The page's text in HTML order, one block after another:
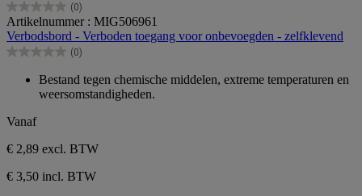
(0)
0.0
van
de
5
Artikelnummer : MIG506961
Verbodsbord - Verboden toegang voor onbevoegden - zelfklevend
(0)
0.0
sterren.
Bestand tegen chemische middelen, extreme temperaturen en
weersomstandigheden.
Vanaf
€ 2,89 excl. BTW
€ 3,50 incl. BTW